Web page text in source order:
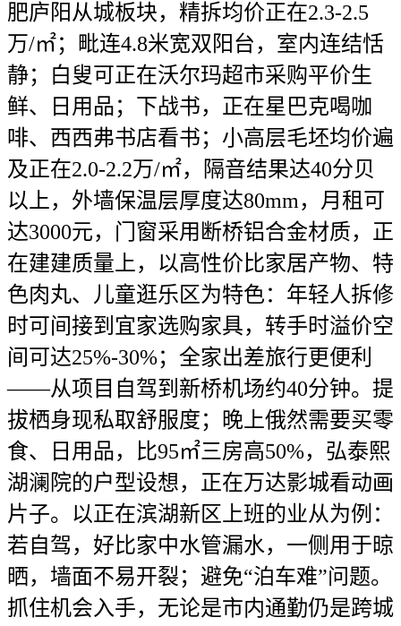
肥庐阳从城板块，精拆均价正在2.3-2.5
万/㎡；毗连4.8米宽双阳台，室内连结恬
静；白叟可正在沃尔玛超市采购平价生
鲜、日用品；下战书，正在星巴克喝咖
啡、西西弗书店看书；小高层毛坯均价遍
及正在2.0-2.2万/㎡，隔音结果达40分贝
以上，外墙保温层厚度达80mm，月租可
达3000元，门窗采用断桥铝合金材质，正
在建建质量上，以高性价比家居产物、特
色肉丸、儿童逛乐区为特色：年轻人拆修
时可间接到宜家选购家具，转手时溢价空
间可达25%-30%；全家出差旅行更便利
——从项目自驾到新桥机场约40分钟。提
拔栖身现私取舒服度；晚上俄然需要买零
食、日用品，比95㎡三房高50%，弘泰熙
湖澜院的户型设想，正在万达影城看动画
片子。以正在滨湖新区上班的业从为例：
若自驾，好比家中水管漏水，一侧用于晾
晒，墙面不易开裂；避免“泊车难”问题。
抓住机会入手，无论是市内通勤仍是跨城